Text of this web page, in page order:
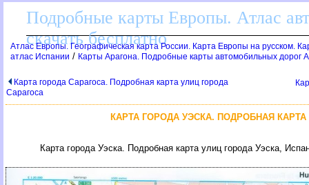
Подробные карты Европы. Атлас
скачать бесплатно
Атлас Европы. Географическая карта России. Карта Европы на русском.
атлас Испании / Карты Арагона. Подробные карты автомобильных дорог
Карта города Сарагоса. Подробная карта улиц города
Сарагоса
КАРТА ГОРОДА УЭСКА. ПОДРОБНАЯ
Карта города Уэска. Подробная карта улиц города Уэска,